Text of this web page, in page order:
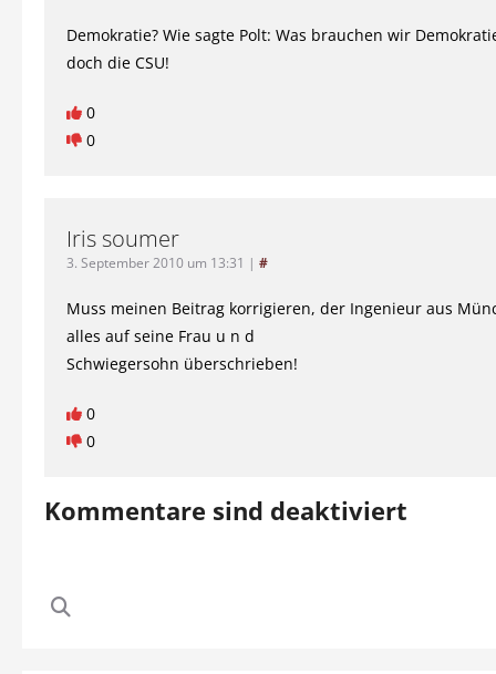
Demokratie? Wie sagte Polt: Was brauchen wir
doch die CSU!
0
0
Iris soumer
3. September 2010 um 13:31 | #
Muss meinen Beitrag korrigieren, der Ingenieur aus
alles auf seine Frau u n d
Schwiegersohn überschrieben!
0
0
Kommentare sind deaktiviert